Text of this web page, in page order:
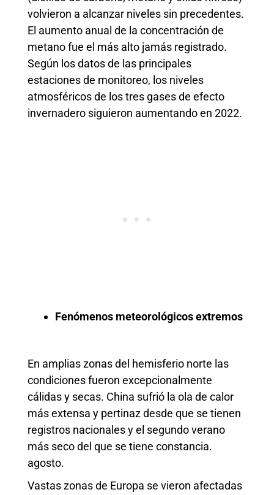
volvieron a alcanzar niveles sin precedentes.
El aumento anual de la concentración de
metano fue el más alto jamás registrado.
Según los datos de las principales
estaciones de monitoreo, los niveles
atmosféricos de los tres gases de efecto
invernadero siguieron aumentando en 2022.
Fenómenos meteorológicos extremos
En amplias zonas del hemisferio norte las
condiciones fueron excepcionalmente
cálidas y secas. China sufrió la ola de calor
más extensa y pertinaz desde que se tienen
registros nacionales y el segundo verano
más seco del que se tiene constancia.
agosto.
Vastas zonas de Europa se vieron afectadas